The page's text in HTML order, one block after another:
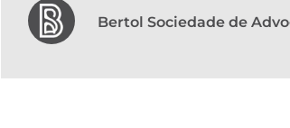
Bertol Sociedade de